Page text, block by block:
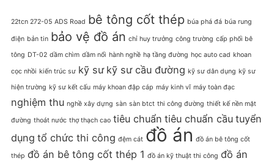
22tcn 272-05 ADS Road bê tông cốt thép búa phá đá búa rung
điện bản tin bảo vệ đồ án chỉ huy trưởng công trường cấp phối bê
tông DT-02 dầm chìm dầm nổi hành nghề hạ tầng đường học auto cad khoan
cọc nhồi kiến trúc sư kỹ sư kỹ sư cầu đường kỹ sư dân dụng kỹ sư
hiện trường kỹ sư kết cấu máy khoan đập cáp máy kinh vĩ máy toàn đạc
nghiệm thu nghề xây dựng sàn sàn btct thi công đường thiết kế nền mặt
đường thoát nước thợ thạch cao tiêu chuẩn tiêu chuẩn cầu tuyển
dụng tổ chức thi công đệm cát đồ án đồ án bê tông cốt
thép đồ án bê tông cốt thép 1 đồ án kỹ thuật thi công đồ án